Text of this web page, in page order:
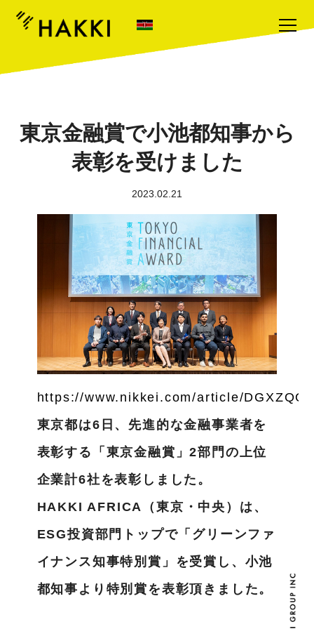
東京金融賞で小池都知事から
表彰を受けました
2023.02.21
https://www.nikkei.com/article/
東京都は6日、先進的な金融事業者を
表彰する「東京金融賞」2部門の上位
企業計6社を表彰しました。
HAKKI AFRICA（東京・中央）は、
ESG投資部門トップで「グリーンファ
イナンス知事特別賞」を受賞し、小池
都知事より特別賞を表彰頂きました。